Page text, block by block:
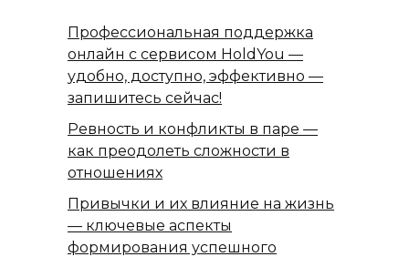
Профессиональная поддержка
онлайн с сервисом HoldYou —
удобно, доступно, эффективно —
запишитесь сейчас!
Ревность и конфликты в паре —
как преодолеть сложности в
отношениях
Привычки и их влияние на жизнь
— ключевые аспекты
формирования успешного